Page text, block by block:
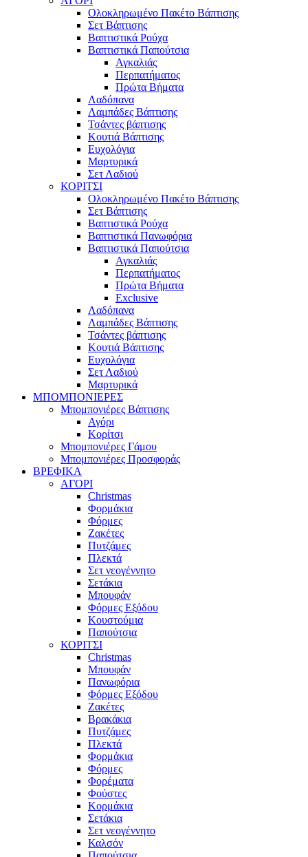
Ολοκληρωμένο Πακέτο Βάπτισης
Σετ Βάπτισης
Βαπτιστικά Ρούχα
Βαπτιστικά Παπούτσια
Αγκαλιάς
Περπατήματος
Πρώτα Βήματα
Λαδόπανα
Λαμπάδες Βάπτισης
Τσάντες βάπτισης
Κουτιά Βάπτισης
Ευχολόγια
Μαρτυρικά
Σετ Λαδιού
ΚΟΡΙΤΣΙ
Ολοκληρωμένο Πακέτο Βάπτισης
Σετ Βάπτισης
Βαπτιστικά Ρούχα
Βαπτιστικά Πανωφόρια
Βαπτιστικά Παπούτσια
Αγκαλιάς
Περπατήματος
Πρώτα Βήματα
Exclusive
Λαδόπανα
Λαμπάδες Βάπτισης
Τσάντες βάπτισης
Κουτιά Βάπτισης
Ευχολόγια
Σετ Λαδιού
Μαρτυρικά
ΜΠΟΜΠΟΝΙΕΡΕΣ
Μπομπονιέρες Βάπτισης
Αγόρι
Κορίτσι
Μπομπονιέρες Γάμου
Μπομπονιέρες Προσφοράς
ΒΡΕΦΙΚΑ
ΑΓΟΡΙ
Christmas
Φορμάκια
Φόρμες
Ζακέτες
Πυτζάμες
Πλεκτά
Σετ νεογέννητο
Σετάκια
Μπουφάν
Φόρμες Εξόδου
Κουστούμια
Παπούτσια
ΚΟΡΙΤΣΙ
Christmas
Μπουφάν
Πανωφόρια
Φόρμες Εξόδου
Ζακέτες
Βρακάκια
Πυτζάμες
Πλεκτά
Φορμάκια
Φόρμες
Φορέματα
Φούστες
Κορμάκια
Σετάκια
Σετ νεογέννητο
Καλσόν